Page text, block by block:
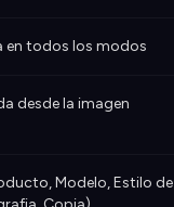
en todos los modos
desde la imagen
Modelo, Estilo de